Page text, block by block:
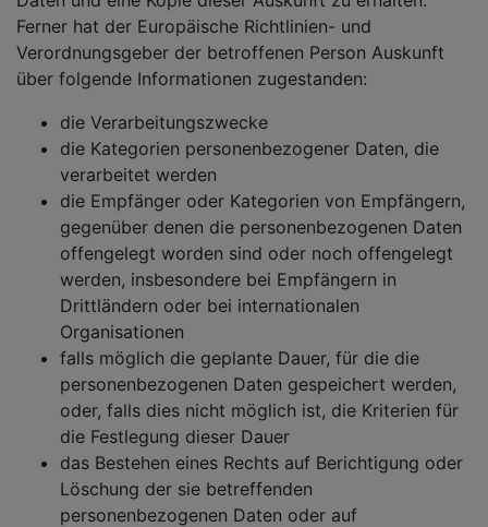
Ferner hat der Europäische Richtlinien- und
Verordnungsgeber der betroffenen Person Auskunft
über folgende Informationen zugestanden:
die Verarbeitungszwecke
die Kategorien personenbezogener Daten, die
verarbeitet werden
die Empfänger oder Kategorien von Empfängern,
gegenüber denen die personenbezogenen Daten
offengelegt worden sind oder noch offengelegt
werden, insbesondere bei Empfängern in
Drittländern oder bei internationalen
Organisationen
falls möglich die geplante Dauer, für die die
personenbezogenen Daten gespeichert werden,
oder, falls dies nicht möglich ist, die Kriterien für
die Festlegung dieser Dauer
das Bestehen eines Rechts auf Berichtigung oder
Löschung der sie betreffenden
personenbezogenen Daten oder auf